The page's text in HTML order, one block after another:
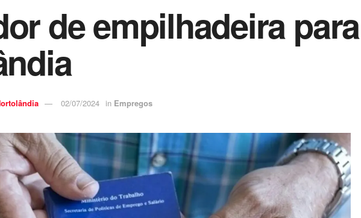
de empilhadeira
02/07/2024 in Empregos